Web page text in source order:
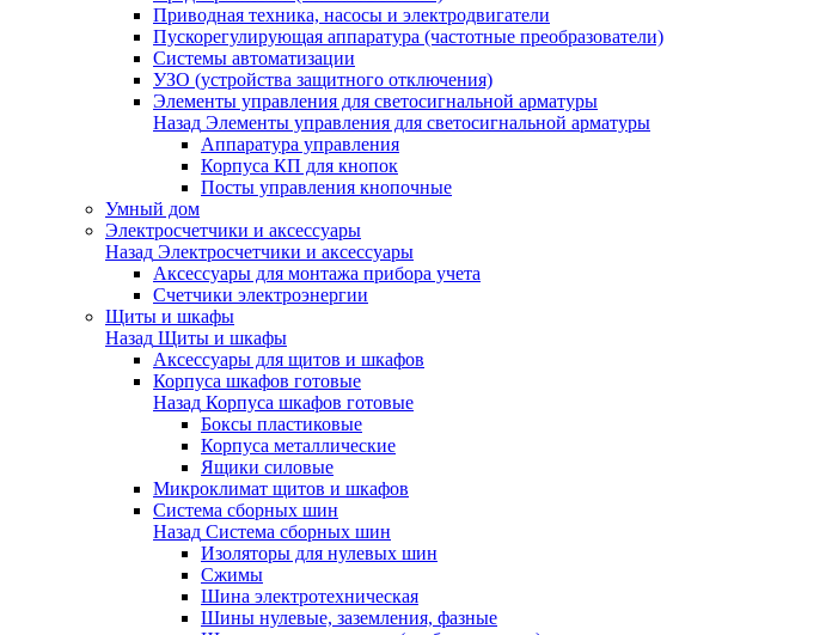
Приводная техника, насосы и электродвигатели
Пускорегулирующая аппаратура (частотные преобразователи)
Системы автоматизации
УЗО (устройства защитного отключения)
Элементы управления для светосигнальной арматуры
Назад Элементы управления для светосигнальной арматуры
Аппаратура управления
Корпуса КП для кнопок
Посты управления кнопочные
Умный дом
Электросчетчики и аксессуары
Назад Электросчетчики и аксессуары
Аксессуары для монтажа прибора учета
Счетчики электроэнергии
Щиты и шкафы
Назад Щиты и шкафы
Аксессуары для щитов и шкафов
Корпуса шкафов готовые
Назад Корпуса шкафов готовые
Боксы пластиковые
Корпуса металлические
Ящики силовые
Микроклимат щитов и шкафов
Система сборных шин
Назад Система сборных шин
Изоляторы для нулевых шин
Сжимы
Шина электротехническая
Шины нулевые, заземления, фазные